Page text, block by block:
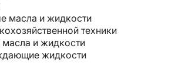
масла и жидкости
техники
и жидкости
жидкости